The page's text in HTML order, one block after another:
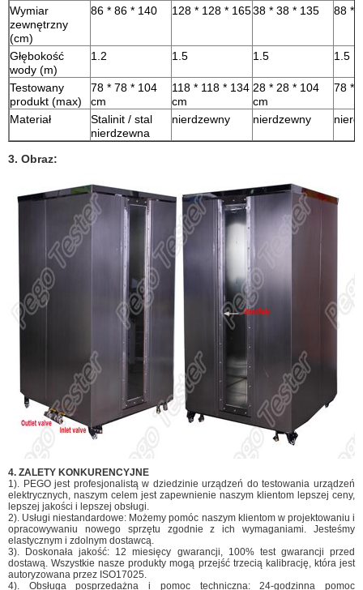
Wymiar
zewnętrzny
(cm)
86 * 86 * 140 128 * 128 * 16538 * 38 * 135 88 *
Głębokość
wody (m)
1.2 1.5 1.5 1.5
Testowany
produkt (max)
78 * 78 * 104
cm
118 * 118 * 134
cm
28 * 28 * 104
cm
78 *
Materiał
Stalinit / stal
nierdzewna
nierdzewny nierdzewny
3. Obraz:
4. ZALETY KONKURENCYJNE
1). PEGO jest profesjonalistą w dziedzinie urządzeń do testowania urządzeń
elektrycznych, naszym celem jest zapewnienie naszym klientom lepszej ceny,
lepszej jakości i lepszej obsługi.
2). Usługi niestandardowe: Możemy pomóc naszym klientom w projektowaniu i
opracowywaniu nowego sprzętu zgodnie z ich wymaganiami. Jesteśmy
elastycznym i zdolnym dostawcą.
3). Doskonała jakość: 12 miesięcy gwarancji, 100% test gwarancji przed
dostawą. Wszystkie nasze produkty mogą przejść trzecią kalibrację, która jest
autoryzowana przez ISO17025.
4). Obsługa posprzedażna i pomoc techniczna: 24-godzinna pomoc